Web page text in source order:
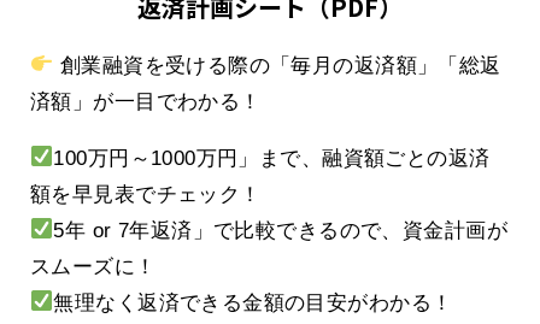
創業融資を受ける際の「毎月の返済額」「総返
済額」が一目でわかる！
100万円～1000万円」まで、融資額ごとの返済
額を早見表でチェック！
5年 or 7年返済」で比較できるので、資金計画が
スムーズに！
無理なく返済できる金額の目安がわかる！